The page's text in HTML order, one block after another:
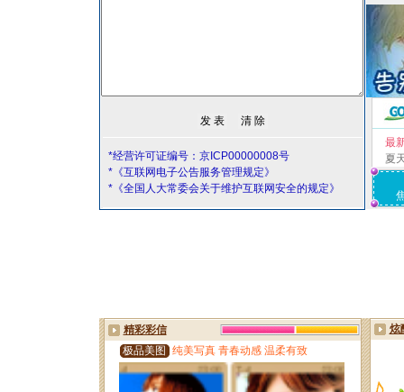
*经营许可证编号：京ICP00000008号
*《互联网电子公告服务管理规定》
*《全国人大常委会关于维护互联网安全的规定》
最
夏